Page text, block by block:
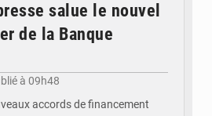
salue le nouvel
de la Banque
à 09h48
accords de financement